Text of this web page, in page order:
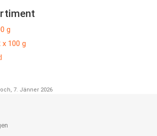
g
100 g
7. Jänner 2026